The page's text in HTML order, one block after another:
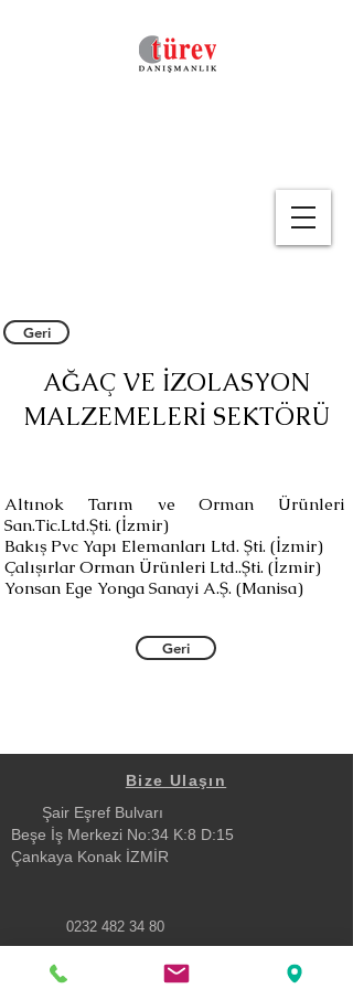
Geri
AĞAÇ VE İZOLASYON
MALZEMELERİ SEKTÖRÜ
Altınok Tarım ve Orman Ürünleri
San.Tic.Ltd.Şti. (İzmir)
Bakış Pvc Yapı Elemanları Ltd. Şti. (İzmir)
Çalışırlar Orman Ürünleri Ltd..Şti. (İzmir)
Yonsan Ege Yonga Sanayi A.Ş. (Manisa)
Geri
Bize Ulaşın
Şair Eşref Bulvarı
Beşe İş Merkezi No:34 K:8 D:15
Çankaya Konak İZMİR
0232 482 34 80
turev@turev.com.tr